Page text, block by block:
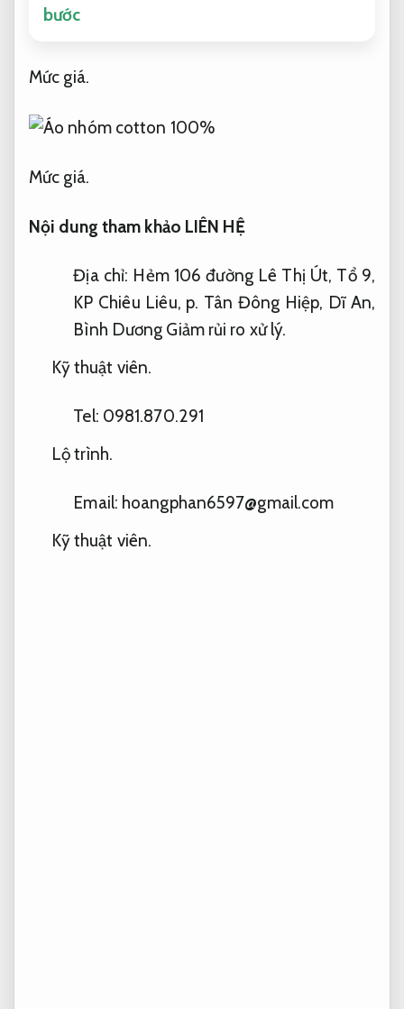
bước
Mức giá.
Mức giá.
Nội dung tham khảo LIÊN HỆ
Địa chỉ: Hẻm 106 đường Lê Thị Út, Tổ 9,
KP Chiêu Liêu, p. Tân Đông Hiệp, Dĩ An,
Bình Dương Giảm rủi ro xử lý.
Kỹ thuật viên.
Tel: 0981.870.291
Lộ trình.
Email: hoangphan6597@gmail.com
Kỹ thuật viên.